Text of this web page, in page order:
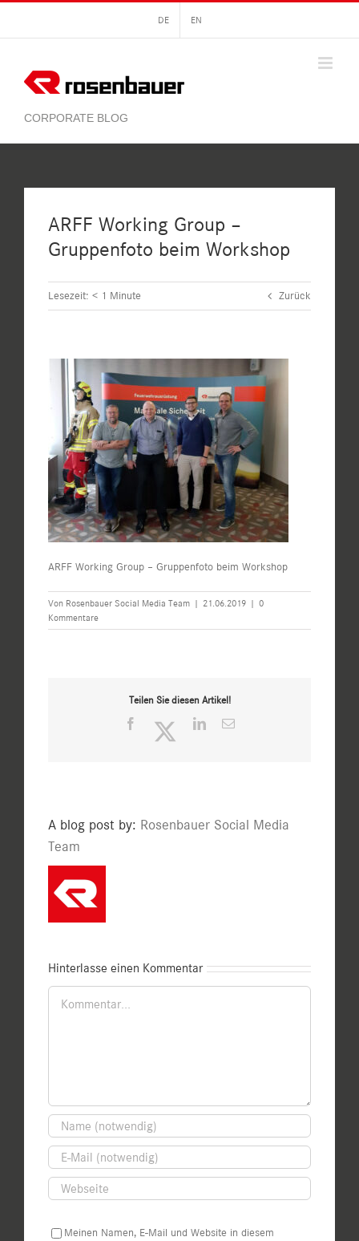
springen
DE EN
ARFF Working Group –
Gruppenfoto beim Workshop
Lesezeit: < 1 Minute Zurück
ARFF Working Group – Gruppenfoto beim Workshop
Von Rosenbauer Social Media Team | 21.06.2019 | 0
Kommentare
Teilen Sie diesen Artikel!
Facebook TwitterLinkedIn
E-
A blog post by: Rosenbauer Social Media
Team
Hinterlasse einen Kommentar
Kommentar
Meinen Namen, E-Mail und Website in diesem